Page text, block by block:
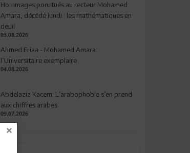
Hommages ponctués au recteur Mohamed
Amara, décédé lundi : les mathématiques en
deuil
03.08.2026
Ahmed Friaa - Mohamed Amara:
l’Universitaire exemplaire
04.08.2026
Abdelaziz Kacem: L’arabophobie s’en prend
aux chiffres arabes
09.07.2026